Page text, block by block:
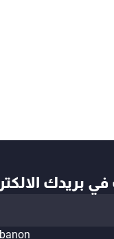
في بريدك